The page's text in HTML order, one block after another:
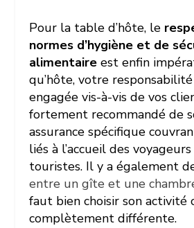
Pour la table d’hôte, le
normes d’hygiène et de
alimentaire est enfin
qu’hôte, votre
engagée vis-à-vis de vos
fortement recommandé de
assurance spécifique
liés à l’accueil des
touristes. Il y a également
entre un gîte et une
faut bien choisir son activité
complètement différente.